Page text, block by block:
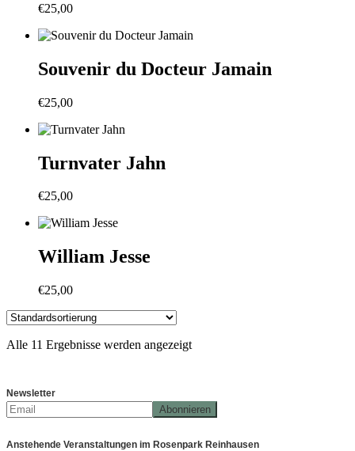
€25,00
Souvenir du Docteur Jamain
€25,00
Turnvater Jahn
€25,00
William Jesse
€25,00
Alle 11 Ergebnisse werden angezeigt
Newsletter
Anstehende Veranstaltungen im Rosenpark Reinhausen